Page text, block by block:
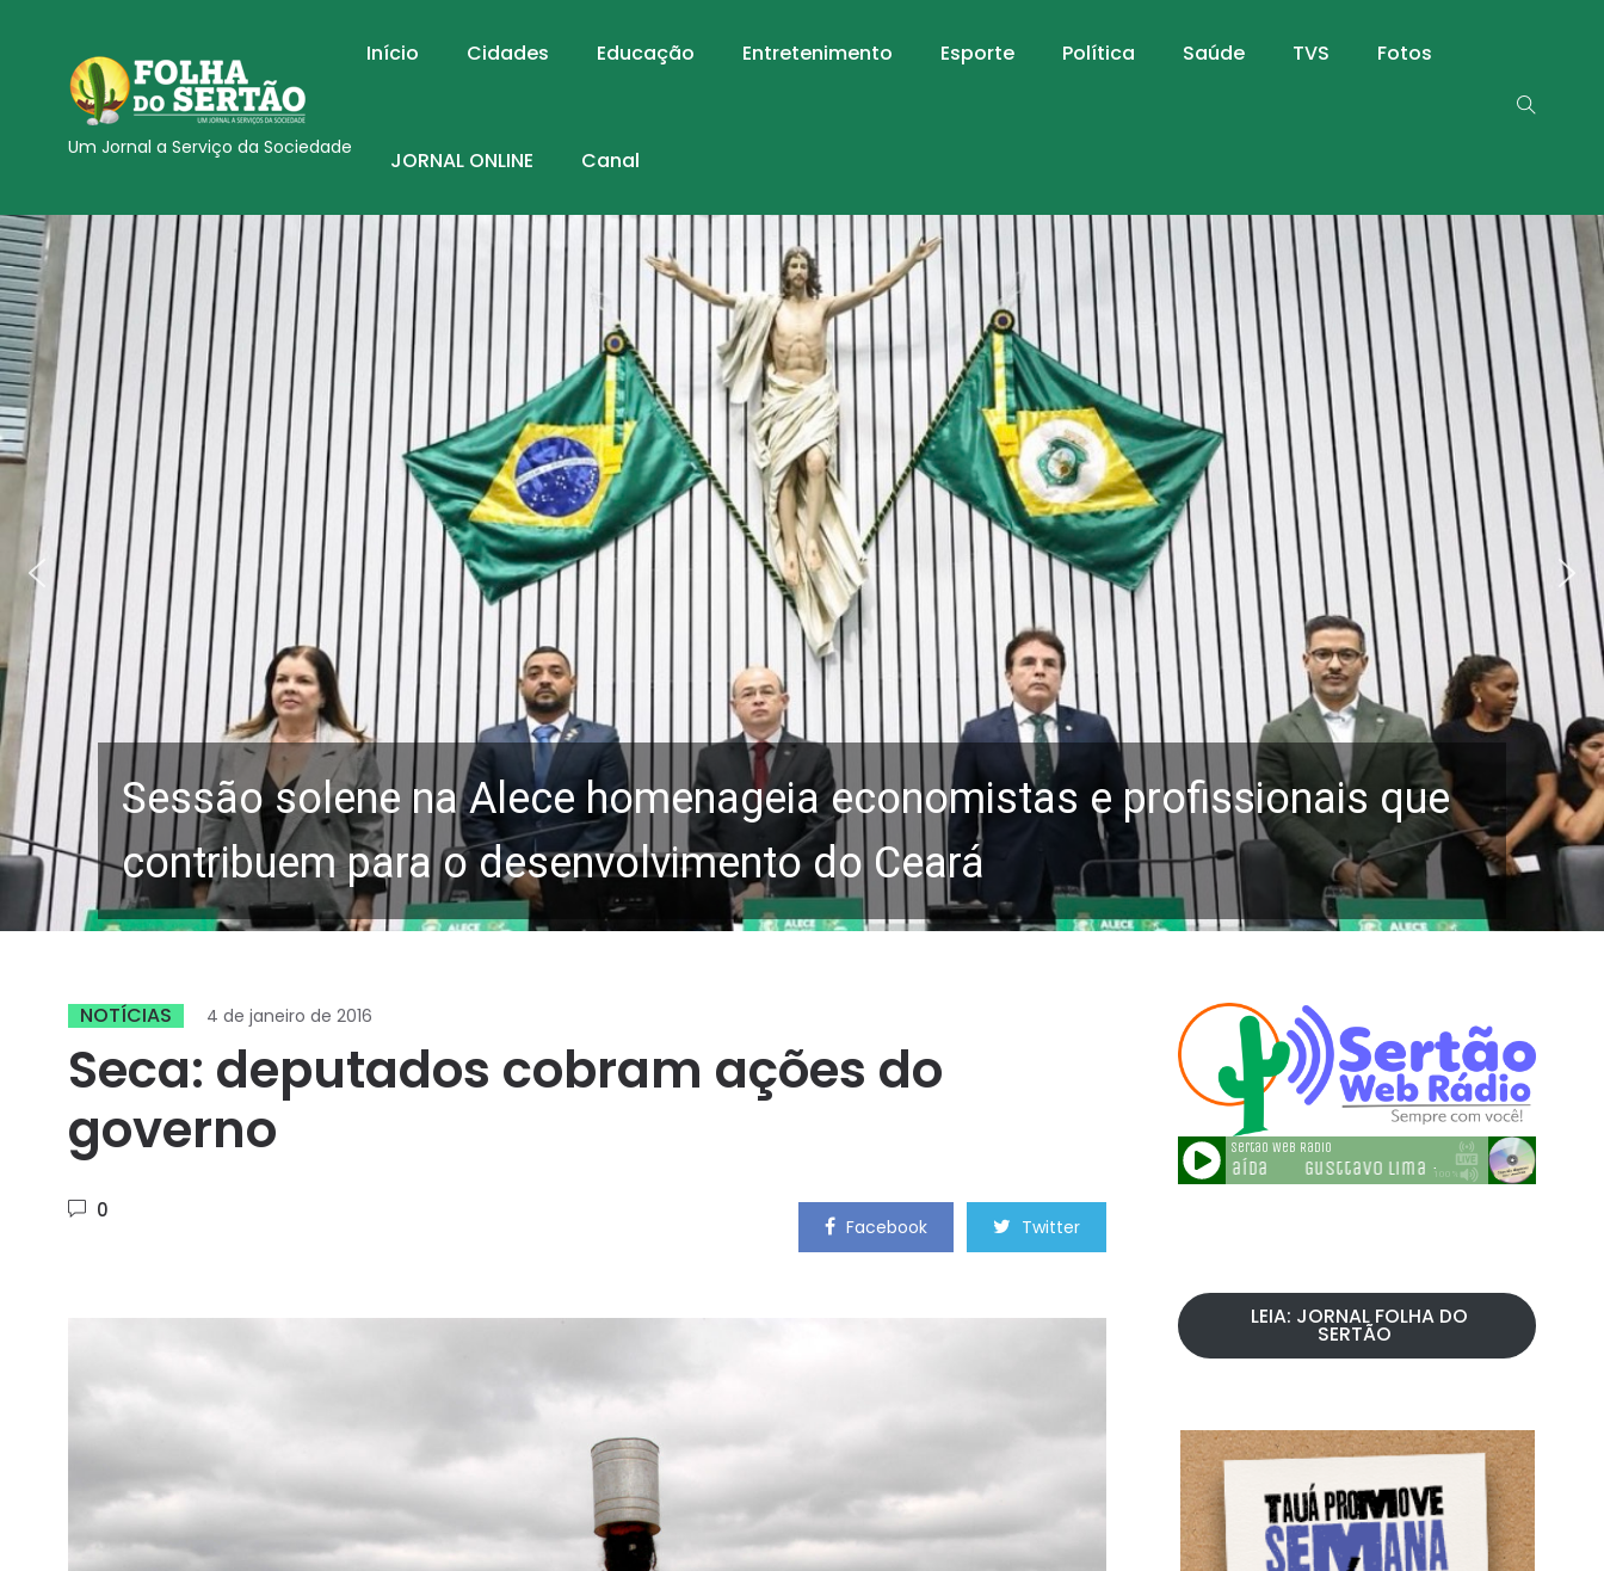
Um Jornal a Serviço da Sociedade
Início Cidades Educação Entretenimento Esporte Política Saúde TVS Fotos
JORNAL ONLINE Canal
Sessão solene na Alece homenageia economistas e profissionais que
contribuem para o desenvolvimento do Ceará
NOTÍCIAS 4 de janeiro de 2016
Seca: deputados cobram ações do
governo
0
Facebook Twitter
LEIA: JORNAL FOLHA DO
SERTÃO